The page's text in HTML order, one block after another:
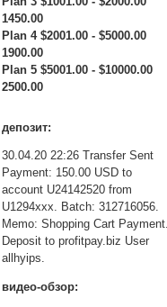
1450.00
Plan 4 $2001.00 - $5000.00
1900.00
Plan 5 $5001.00 - $10000.00
2500.00
депозит:
30.04.20 22:26 Transfer Sent
Payment: 150.00 USD to
account U24142520 from
U1294xxx. Batch: 312716056.
Memo: Shopping Cart
Deposit to profitpay.biz User
allhyips.
видео-обзор: